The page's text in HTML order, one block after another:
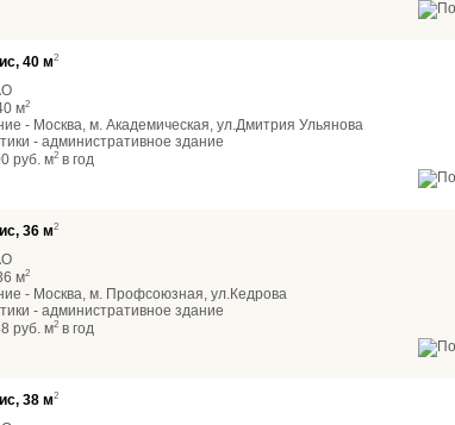
40 м2
м2
- Москва, м. Академическая, ул.Дмитрия Ульянова
- административное здание
руб. м2 в год
36 м2
м2
- Москва, м. Профсоюзная, ул.Кедрова
- административное здание
руб. м2 в год
38 м2